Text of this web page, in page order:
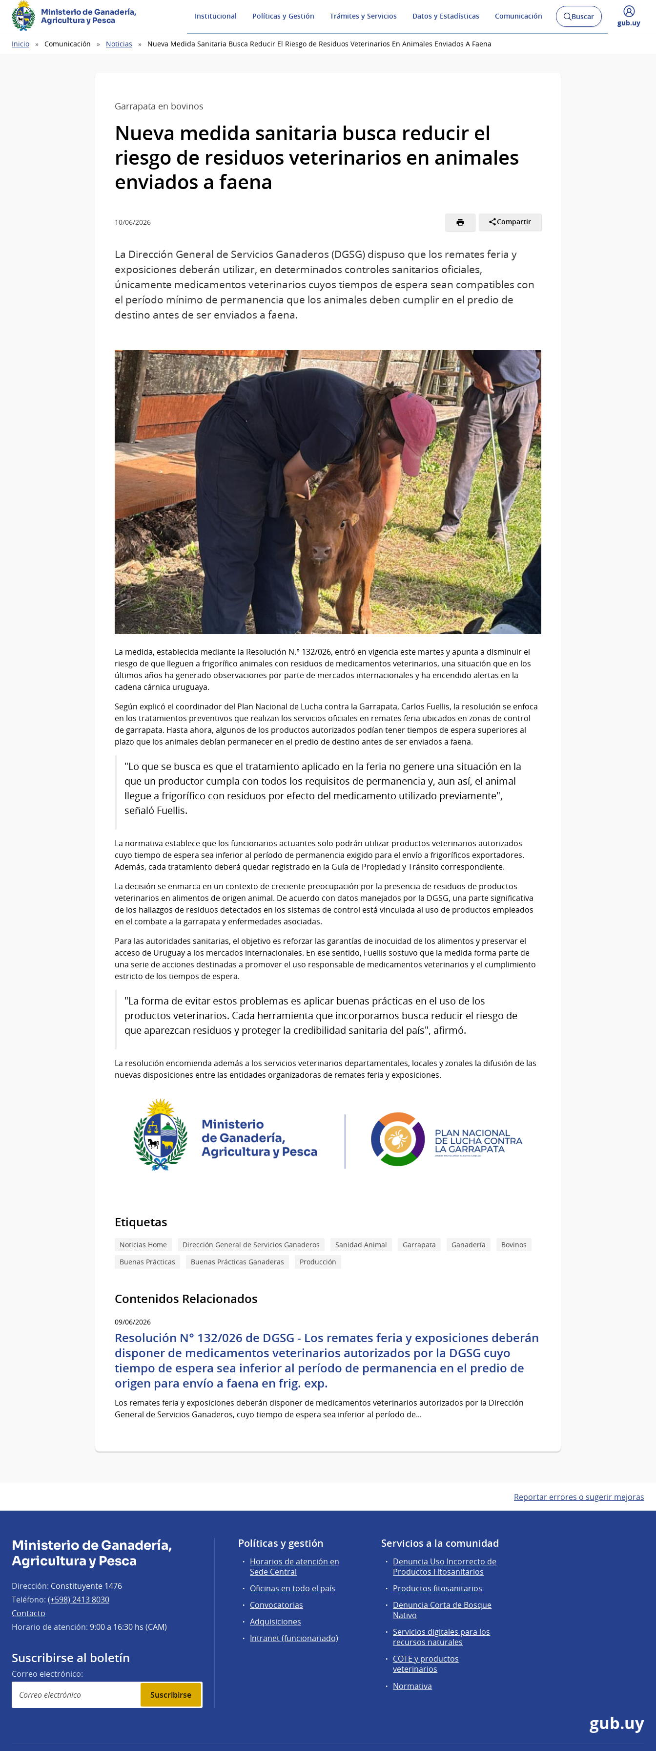
Ministerio de Ganadería,
Agricultura y Pesca
Institucional Políticas y Gestión Trámites y Servicios Datos y Estadísticas Comunicación
Abrir
buscador
Buscar
Desplegar
gub.uy
Ruta
Inicio Comunicación Noticias Nueva Medida Sanitaria Busca Reducir El Riesgo de Residuos Veterinarios En Animales Enviados A Faena
Garrapata en bovinos
Nueva medida sanitaria busca reducir el
riesgo de residuos veterinarios en animales
enviados a faena
10/06/2026 Compartir
La Dirección General de Servicios Ganaderos (DGSG) dispuso que los remates feria y
exposiciones deberán utilizar, en determinados controles sanitarios oficiales,
únicamente medicamentos veterinarios cuyos tiempos de espera sean compatibles con
el período mínimo de permanencia que los animales deben cumplir en el predio de
destino antes de ser enviados a faena.
La medida, establecida mediante la Resolución N.° 132/026, entró en vigencia este martes y apunta a disminuir el
riesgo de que lleguen a frigorífico animales con residuos de medicamentos veterinarios, una situación que en los
últimos años ha generado observaciones por parte de mercados internacionales y ha encendido alertas en la
cadena cárnica uruguaya.
Según explicó el coordinador del Plan Nacional de Lucha contra la Garrapata, Carlos Fuellis, la resolución se enfoca
en los tratamientos preventivos que realizan los servicios oficiales en remates feria ubicados en zonas de control
de garrapata. Hasta ahora, algunos de los productos autorizados podían tener tiempos de espera superiores al
plazo que los animales debían permanecer en el predio de destino antes de ser enviados a faena.
"Lo que se busca es que el tratamiento aplicado en la feria no genere una situación en la
que un productor cumpla con todos los requisitos de permanencia y, aun así, el animal
llegue a frigorífico con residuos por efecto del medicamento utilizado previamente",
señaló Fuellis.
La normativa establece que los funcionarios actuantes solo podrán utilizar productos veterinarios autorizados
cuyo tiempo de espera sea inferior al período de permanencia exigido para el envío a frigoríficos exportadores.
Además, cada tratamiento deberá quedar registrado en la Guía de Propiedad y Tránsito correspondiente.
La decisión se enmarca en un contexto de creciente preocupación por la presencia de residuos de productos
veterinarios en alimentos de origen animal. De acuerdo con datos manejados por la DGSG, una parte significativa
de los hallazgos de residuos detectados en los sistemas de control está vinculada al uso de productos empleados
en el combate a la garrapata y enfermedades asociadas.
Para las autoridades sanitarias, el objetivo es reforzar las garantías de inocuidad de los alimentos y preservar el
acceso de Uruguay a los mercados internacionales. En ese sentido, Fuellis sostuvo que la medida forma parte de
una serie de acciones destinadas a promover el uso responsable de medicamentos veterinarios y el cumplimiento
estricto de los tiempos de espera.
"La forma de evitar estos problemas es aplicar buenas prácticas en el uso de los
productos veterinarios. Cada herramienta que incorporamos busca reducir el riesgo de
que aparezcan residuos y proteger la credibilidad sanitaria del país", afirmó.
La resolución encomienda además a los servicios veterinarios departamentales, locales y zonales la difusión de las
nuevas disposiciones entre las entidades organizadoras de remates feria y exposiciones.
Etiquetas
Noticias Home Dirección General de Servicios Ganaderos Sanidad Animal Garrapata Ganadería
Bovinos
Buenas Prácticas
Buenas Prácticas Ganaderas Producción
Contenidos Relacionados
09/06/2026
Resolución N° 132/026 de DGSG - Los remates feria y exposiciones deberán
disponer de medicamentos veterinarios autorizados por la DGSG cuyo
tiempo de espera sea inferior al período de permanencia en el predio de
origen para envío a faena en frig. exp.
Los remates feria y exposiciones deberán disponer de medicamentos veterinarios autorizados por la Dirección
General de Servicios Ganaderos, cuyo tiempo de espera sea inferior al período de...
Reportar errores o sugerir mejoras
Ministerio de Ganadería,
Agricultura y Pesca
Dirección: Constituyente 1476
Teléfono: (+598) 2413 8030
Contacto
Horario de atención: 9:00 a 16:30 hs (CAM)
Suscribirse al boletín
Correo electrónico:
Suscribirse
Políticas y gestión
Horarios de atención en
Sede Central
Oficinas en todo el país
Convocatorias
Adquisiciones
Intranet (funcionariado)
Servicios a la comunidad
Denuncia Uso Incorrecto de
Productos Fitosanitarios
Productos fitosanitarios
Denuncia Corta de Bosque
Nativo
Servicios digitales para los
recursos naturales
COTE y productos
veterinarios
Normativa
gub.uy